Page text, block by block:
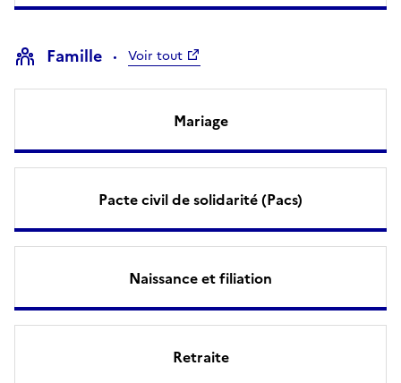
Famille Voir tout
Mariage
Pacte civil de solidarité (Pacs)
Naissance et filiation
Retraite